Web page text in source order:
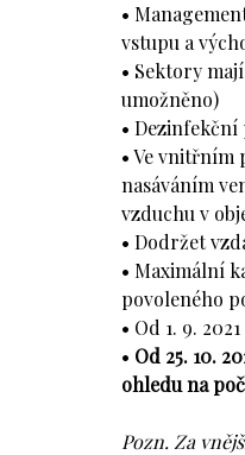
•
vstupu a
• Sektory
umožněno)
•
• Ve vnitřním
nasáváním
vzduchu v
• Dodržet
• Maximální
povoleného
• Od 1. 9.
• Od 25. 10.
ohledu na
Pozn. Za